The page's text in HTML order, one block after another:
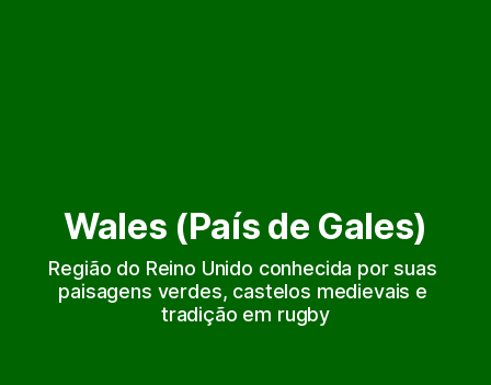
Wales (País de Gales)
Região do Reino Unido conhecida por suas
paisagens verdes, castelos medievais e
tradição em rugby